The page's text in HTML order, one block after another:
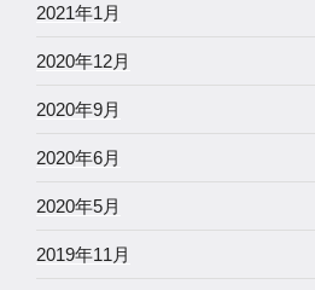
2021年1月
2020年12月
2020年9月
2020年6月
2020年5月
2019年11月